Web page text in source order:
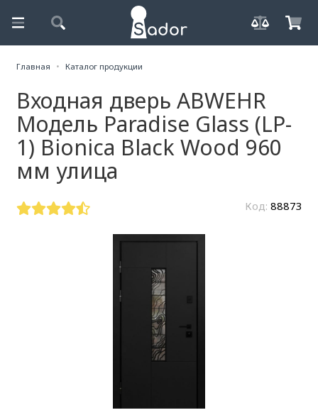
Главная Каталог продукции
Входная дверь ABWEHR
Модель Paradise Glass (LP-
1) Bionica Black Wood 960
мм улица
Код: 88873